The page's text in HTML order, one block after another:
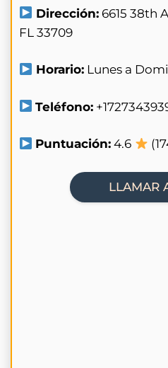
Dirección: 6615 38th
FL 33709
Horario: Lunes a
Teléfono:
Puntuación: 4.6
LLAMAR